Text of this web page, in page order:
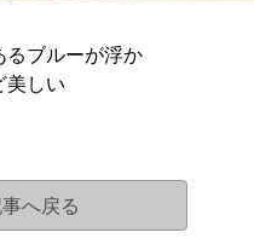
ブルーが浮か
美しい
へ戻る